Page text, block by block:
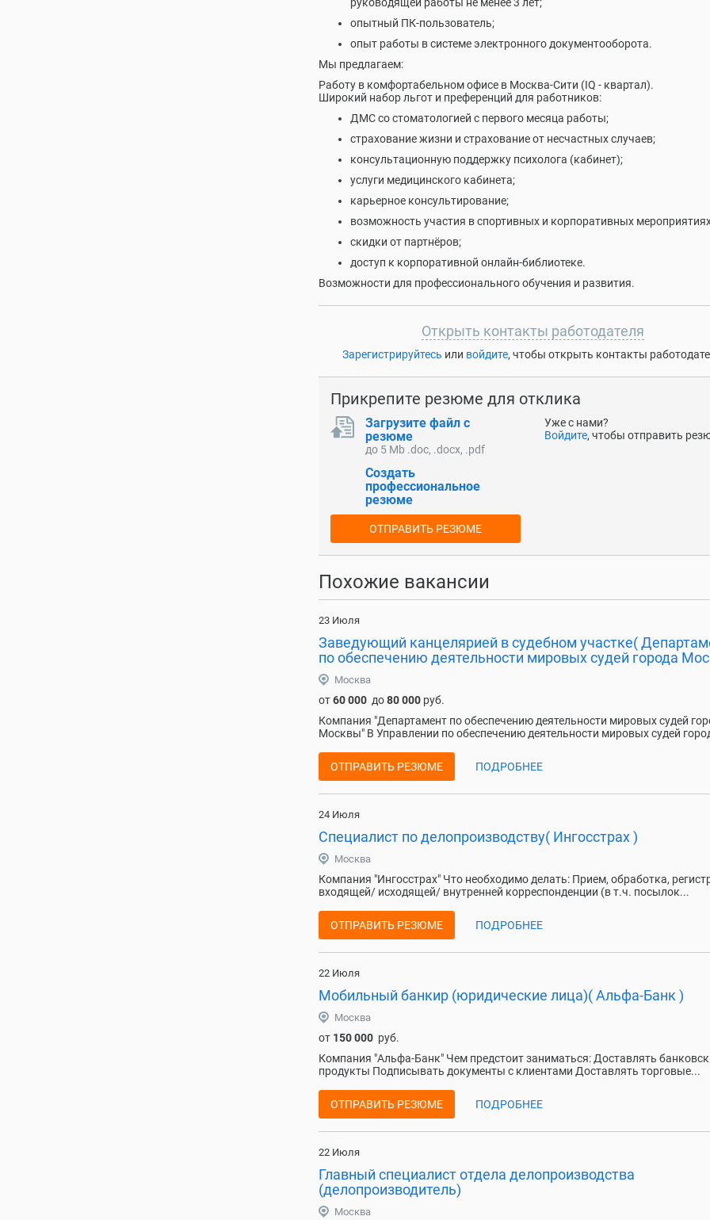
опытный ПК-пользователь;
опыт работы в системе электронного документооборота.
Мы предлагаем:
Работу в комфортабельном офисе в Москва-Сити (IQ - квартал).
Широкий набор льгот и преференций для работников:
ДМС со стоматологией с первого месяца работы;
страхование жизни и страхование от несчастных случаев;
консультационную поддержку психолога (кабинет);
услуги медицинского кабинета;
карьерное консультирование;
возможность участия в спортивных и корпоративных
скидки от партнёров;
доступ к корпоративной онлайн-библиотеке.
Возможности для профессионального обучения и развития.
Открыть контакты работодателя
Зарегистрируйтесь или войдите, чтобы открыть контакты
Прикрепите резюме для отклика
Загрузите файл с
резюме
до 5 Mb .doc, .docx, .pdf
Создать
профессиональное
резюме
ОТПРАВИТЬ РЕЗЮМЕ
Уже с нами?
Войдите, чтобы отправить
Похожие вакансии
23 Июля
Заведующий канцелярией в судебном участке(
по обеспечению деятельности мировых судей города
Москва
от60 000 до80 000 руб.
Компания "Департамент по обеспечению деятельности мировых судей
Москвы" В Управлении по обеспечению деятельности мировых судей
ОТПРАВИТЬ РЕЗЮМЕ ПОДРОБНЕЕ
24 Июля
Специалист по делопроизводству( Ингосстрах )
Москва
Компания "Ингосстрах" Что необходимо делать: Прием, обработка,
входящей/ исходящей/ внутренней корреспонденции (в т.ч. посылок...
ОТПРАВИТЬ РЕЗЮМЕ ПОДРОБНЕЕ
22 Июля
Мобильный банкир (юридические лица)( Альфа-Банк )
Москва
от 150 000 руб.
Компания "Альфа-Банк" Чем предстоит заниматься: Доставлять
продукты Подписывать документы с клиентами Доставлять торговые...
ОТПРАВИТЬ РЕЗЮМЕ ПОДРОБНЕЕ
22 Июля
Главный специалист отдела делопроизводства
(делопроизводитель)
Москва